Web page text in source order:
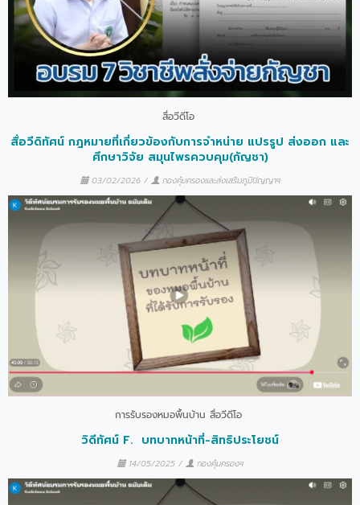
สื่อวีดีโอ
สื่อวีดิทัศน์ กฎหมายที่เกี่ยวข้องกับการจำหน่าย แปรรูป ส่งออก และ
ศึกษาวิจัย สมุนไพรควบคุม(กัญชา)
03/02/2026/ กองคุ้มครองและส่งเสริมภูมิปัญญาฯ
การรับรองหมอพื้นบ้าน สื่อวีดีโอ
วิดีทัศน์ F. บทบาทหน้าที่-สิทธิประโยชน์
14/05/2025/ กองคุ้มครองฯ